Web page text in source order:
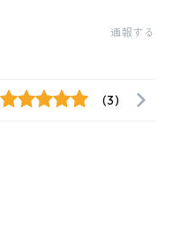
通報する
(3)